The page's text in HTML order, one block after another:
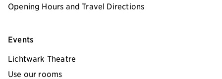
Opening Hours and Travel Directions
Events
Lichtwark Theatre
Use our rooms